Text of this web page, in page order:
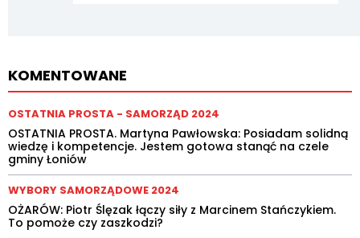
KOMENTOWANE
OSTATNIA PROSTA - SAMORZĄD 2024
OSTATNIA PROSTA. Martyna Pawłowska: Posiadam solidną
wiedzę i kompetencje. Jestem gotowa stanąć na czele
gminy Łoniów
WYBORY SAMORZĄDOWE 2024
OŻARÓW: Piotr Ślęzak łączy siły z Marcinem Stańczykiem.
To pomoże czy zaszkodzi?